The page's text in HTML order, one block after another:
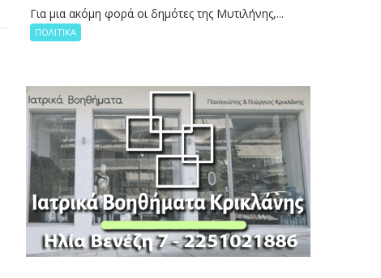
Για μια ακόμη φορά οι δημότες της Μυτιλήνης,...
ΠΟΛΙΤΙΚΑ